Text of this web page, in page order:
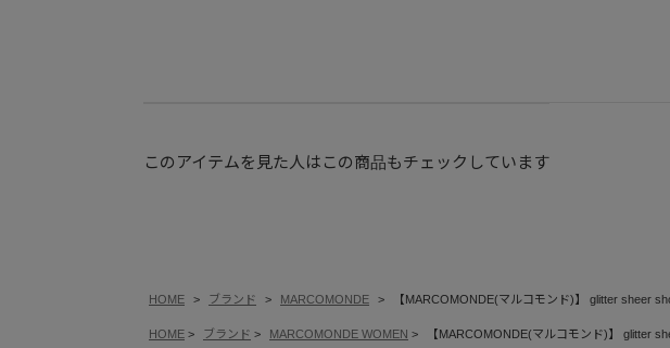
このアイテムを見た人はこの商品もチェックしています
HOME ブランド MARCOMONDE 【MARCOMONDE(マルコモンド)】 glitter sheer
HOME ブランド MARCOMONDE WOMEN 【MARCOMONDE(マルコモンド)】 glitter